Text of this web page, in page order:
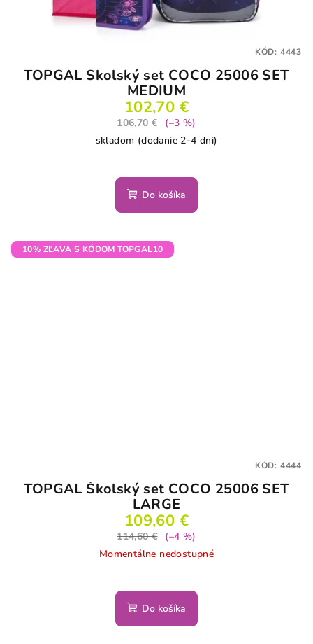
TOPGAL Školský set COCO 25006 SET
MEDIUM
102,70 €
106,70 €
(–3 %)
skladom (dodanie 2-4 dni)
Do košíka
KÓD: 4443
10% ZĽAVA S KÓDOM TOPGAL10
TOPGAL Školský set COCO 25006 SET
LARGE
109,60 €
114,60 €
(–4 %)
Momentálne nedostupné
Do košíka
KÓD: 4444